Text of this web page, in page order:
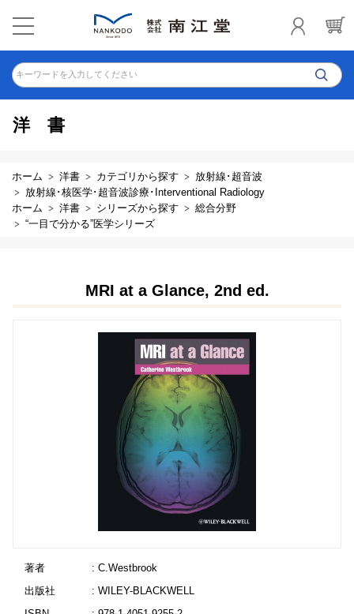
キーワードを入力してください
洋書
ホーム 洋書 カテゴリから探す
放射線･超音波
放射線･核医学･超音波診療･Interventional Radiology
ホーム
洋書 シリーズから探す
総合分野
“一目で分かる”医学シリーズ
MRI at a Glance, 2nd ed.
著者
: C.Westbrook
出版社
: WILEY-BLACKWELL